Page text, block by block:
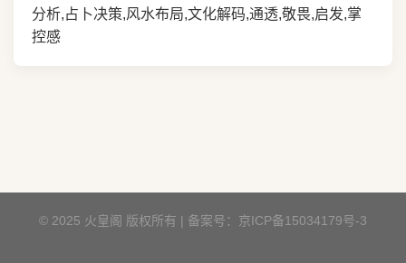
分析,占卜决策,风水布局,文化解码,通透,敬畏,启发,掌
控感
© 2025 火皇阁 版权所有 | 备案号： 京ICP备15034179号-3